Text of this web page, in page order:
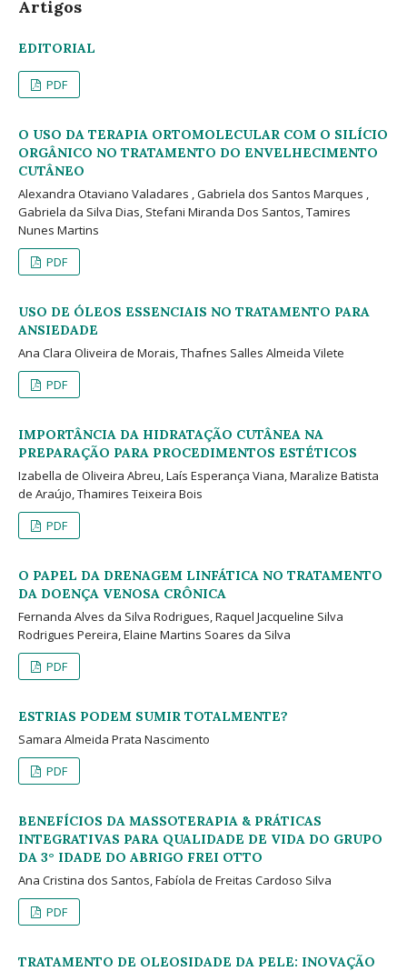
Artigos
EDITORIAL
PDF
O USO DA TERAPIA ORTOMOLECULAR COM O SILÍCIO
ORGÂNICO NO TRATAMENTO DO ENVELHECIMENTO
CUTÂNEO
Alexandra Otaviano Valadares , Gabriela dos Santos Marques ,
Gabriela da Silva Dias, Stefani Miranda Dos Santos, Tamires
Nunes Martins
PDF
USO DE ÓLEOS ESSENCIAIS NO TRATAMENTO PARA
ANSIEDADE
Ana Clara Oliveira de Morais, Thafnes Salles Almeida Vilete
PDF
IMPORTÂNCIA DA HIDRATAÇÃO CUTÂNEA NA
PREPARAÇÃO PARA PROCEDIMENTOS ESTÉTICOS
Izabella de Oliveira Abreu, Laís Esperança Viana, Maralize Batista
de Araújo, Thamires Teixeira Bois
PDF
O PAPEL DA DRENAGEM LINFÁTICA NO TRATAMENTO
DA DOENÇA VENOSA CRÔNICA
Fernanda Alves da Silva Rodrigues, Raquel Jacqueline Silva
Rodrigues Pereira, Elaine Martins Soares da Silva
PDF
ESTRIAS PODEM SUMIR TOTALMENTE?
Samara Almeida Prata Nascimento
PDF
BENEFÍCIOS DA MASSOTERAPIA & PRÁTICAS
INTEGRATIVAS PARA QUALIDADE DE VIDA DO GRUPO
DA 3° IDADE DO ABRIGO FREI OTTO
Ana Cristina dos Santos, Fabíola de Freitas Cardoso Silva
PDF
TRATAMENTO DE OLEOSIDADE DA PELE: INOVAÇÃO